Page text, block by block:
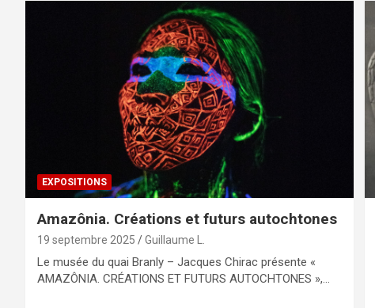
EXPOSITIONS
Amazônia. Créations et futurs autochtones
19 septembre 2025 Guillaume L.
Le musée du quai Branly – Jacques Chirac présente «
AMAZÔNIA. CRÉATIONS ET FUTURS AUTOCHTONES »,…